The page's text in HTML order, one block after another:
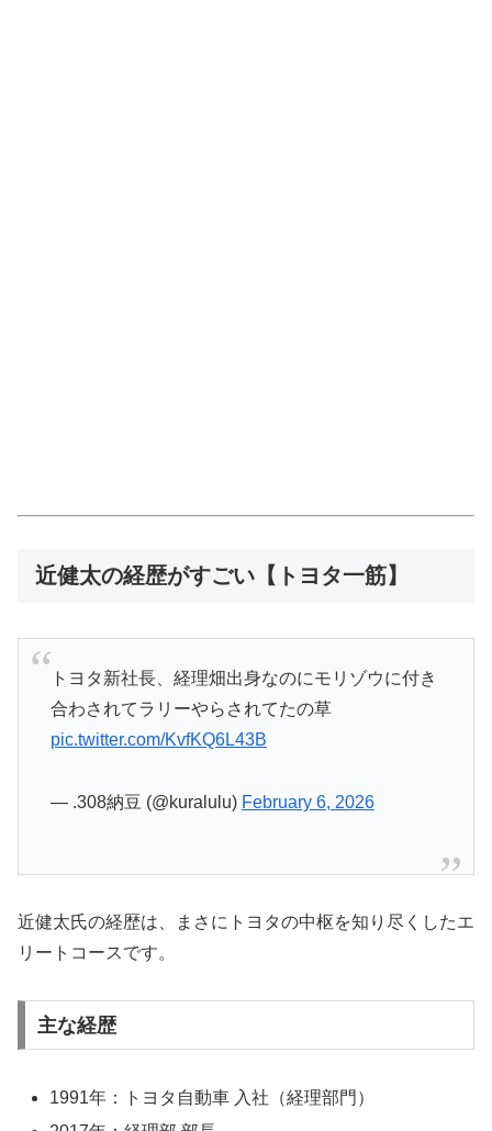
近健太の経歴がすごい【トヨタ一筋】
トヨタ新社長、経理畑出身なのにモリゾウに付き
合わされてラリーやらされてたの草
pic.twitter.com/KvfKQ6L43B
— .308納豆 (@kuralulu) February 6, 2026
近健太氏の経歴は、まさにトヨタの中枢を知り尽くしたエ
リートコースです。
主な経歴
1991年：トヨタ自動車 入社（経理部門）